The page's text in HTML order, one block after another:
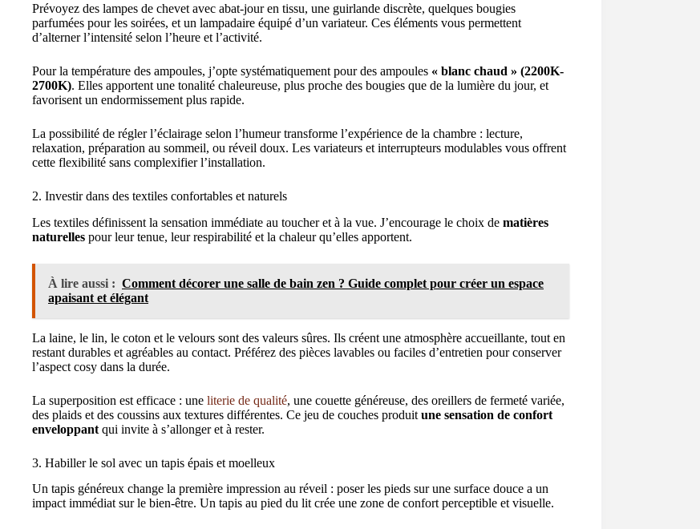
Prévoyez des lampes de chevet avec abat‑jour en tissu, une guirlande discrète, quelques bougies
parfumées pour les soirées, et un lampadaire équipé d’un variateur. Ces éléments vous permettent
d’alterner l’intensité selon l’heure et l’activité.
Pour la température des ampoules, j’opte systématiquement pour des ampoules « blanc chaud » (2200K-
2700K). Elles apportent une tonalité chaleureuse, plus proche des bougies que de la lumière du jour, et
favorisent un endormissement plus rapide.
La possibilité de régler l’éclairage selon l’humeur transforme l’expérience de la chambre : lecture,
relaxation, préparation au sommeil, ou réveil doux. Les variateurs et interrupteurs modulables vous offrent
cette flexibilité sans complexifier l’installation.
2. Investir dans des textiles confortables et naturels
Les textiles définissent la sensation immédiate au toucher et à la vue. J’encourage le choix de matières
naturelles pour leur tenue, leur respirabilité et la chaleur qu’elles apportent.
À lire aussi : Comment décorer une salle de bain zen ? Guide complet pour créer un espace
apaisant et élégant
La laine, le lin, le coton et le velours sont des valeurs sûres. Ils créent une atmosphère accueillante, tout en
restant durables et agréables au contact. Préférez des pièces lavables ou faciles d’entretien pour conserver
l’aspect cosy dans la durée.
La superposition est efficace : une literie de qualité, une couette généreuse, des oreillers de fermeté variée,
des plaids et des coussins aux textures différentes. Ce jeu de couches produit une sensation de confort
enveloppant qui invite à s’allonger et à rester.
3. Habiller le sol avec un tapis épais et moelleux
Un tapis généreux change la première impression au réveil : poser les pieds sur une surface douce a un
impact immédiat sur le bien‑être. Un tapis au pied du lit crée une zone de confort perceptible et visuelle.